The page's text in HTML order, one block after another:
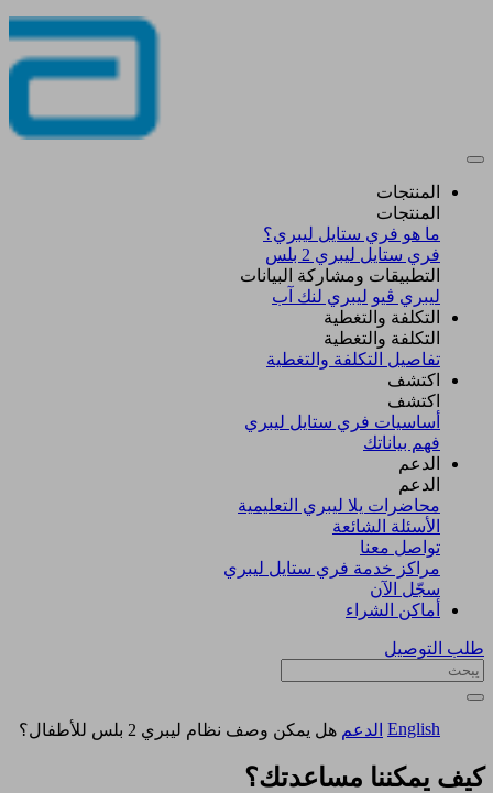
المنتجات
المنتجات
ما هو فري ستايل ليبري؟
فري ستايل ليبري 2 بلس​
التطبيقات ومشاركة البيانات
ليبري ڤيو ليبري لنك آب
التكلفة والتغطية
التكلفة والتغطية
تفاصيل التكلفة والتغطية
اكتشف​
اكتشف​
أساسيات فري ستايل ليبري
فهم بياناتك
الدعم
الدعم
محاضرات يلا ليبري التعليمية
الأسئلة الشائعة
تواصل معنا
مراكز خدمة فري ستايل ليبري
سجّل الآن​
أماكن الشراء
طلب التوصيل
English الدعم هل يمكن وصف نظام ليبري 2 بلس للأطفال؟
كيف يمكننا مساعدتك؟